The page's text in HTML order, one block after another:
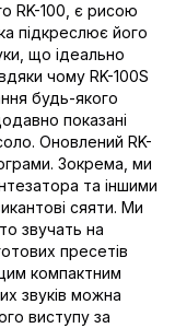
RK-100, є рисою
підкреслює його
що ідеально
чому RK-100S
будь-якого
показані
Оновлений RK-
Зокрема, ми
та іншими
сяяти. Ми
звучать на
пресетів
компактним
звуків можна
виступу за